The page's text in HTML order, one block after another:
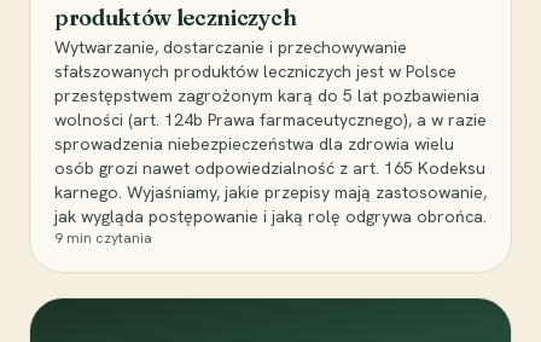
produktów leczniczych
Wytwarzanie, dostarczanie i przechowywanie
sfałszowanych produktów leczniczych jest w Polsce
przestępstwem zagrożonym karą do 5 lat pozbawienia
wolności (art. 124b Prawa farmaceutycznego), a w razie
sprowadzenia niebezpieczeństwa dla zdrowia wielu
osób grozi nawet odpowiedzialność z art. 165 Kodeksu
karnego. Wyjaśniamy, jakie przepisy mają zastosowanie,
jak wygląda postępowanie i jaką rolę odgrywa obrońca.
9 min czytania